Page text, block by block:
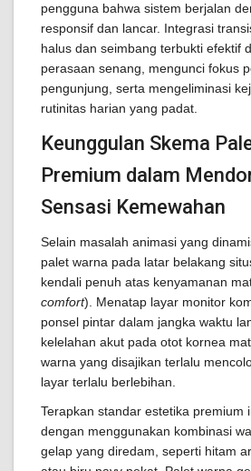
pengguna bahwa sistem berjalan
responsif dan lancar. Integrasi
halus dan seimbang terbukti efektif
perasaan senang, mengunci fokus
pengunjung, serta mengeliminasi
rutinitas harian yang padat.
Keunggulan Skema
Premium dalam
Sensasi Kemewahan
Selain masalah animasi yang
palet warna pada latar belakang
kendali penuh atas kenyamanan
comfort). Menatap layar monitor
ponsel pintar dalam jangka waktu
kelelahan akut pada otot kornea
warna yang disajikan terlalu
layar terlalu berlebihan.
Terapkan standar estetika premium
dengan menggunakan kombinasi
gelap yang diredam, seperti hitam